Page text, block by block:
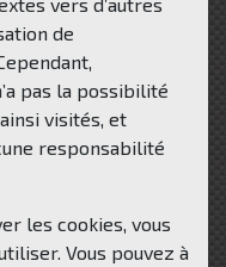
de
pas la possibilité
visités, et
responsabilité
les cookies, vous
Vous pouvez à